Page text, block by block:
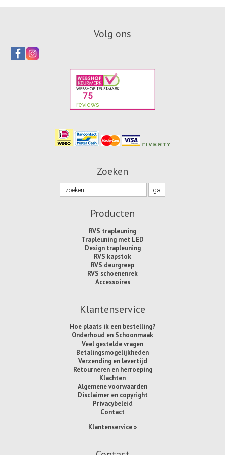
Volg ons
Zoeken
Producten
RVS trapleuning
Trapleuning met LED
Design trapleuning
RVS kapstok
RVS deurgreep
RVS schoenenrek
Accessoires
Klantenservice
Hoe plaats ik een bestelling?
Onderhoud en Schoonmaak
Veel gestelde vragen
Betalingsmogelijkheden
Verzending en levertijd
Retourneren en herroeping
Klachten
Algemene voorwaarden
Disclaimer en copyright
Privacybeleid
Contact
Klantenservice »